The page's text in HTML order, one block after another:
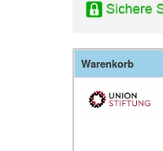
Warenkorb